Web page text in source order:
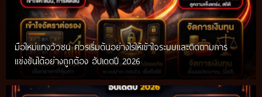
มือใหม่แทงวัวชน ควรเริ่มต้นอย่างไรให้เข้าใจระบบและติดตามการ
แข่งขันได้อย่างถูกต้อง อัปเดตปี 2026